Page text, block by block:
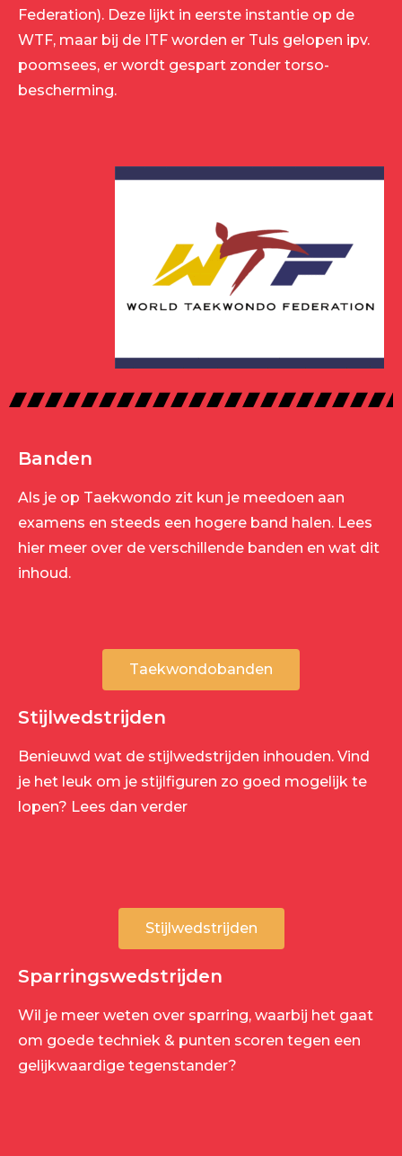
Federation). Deze lijkt in eerste instantie op de
WTF, maar bij de ITF worden er Tuls gelopen ipv.
poomsees, er wordt gespart zonder torso-
bescherming.
Banden
Als je op Taekwondo zit kun je meedoen aan
examens en steeds een hogere band halen. Lees
hier meer over de verschillende banden en wat dit
inhoud.
Taekwondobanden
Stijlwedstrijden
Benieuwd wat de stijlwedstrijden inhouden. Vind
je het leuk om je stijlfiguren zo goed mogelijk te
lopen? Lees dan verder
Stijlwedstrijden
Sparringswedstrijden
Wil je meer weten over sparring, waarbij het gaat
om goede techniek & punten scoren tegen een
gelijkwaardige tegenstander?